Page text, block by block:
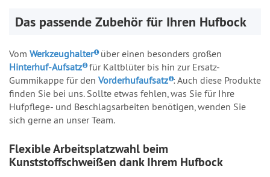
Das passende Zubehör für Ihren Hufbock
Vom Werkzeughalter über einen besonders großen
Hinterhuf-Aufsatz für Kaltblüter bis hin zur Ersatz-
Gummikappe für den Vorderhufaufsatz : Auch diese Produkte
finden Sie bei uns. Sollte etwas fehlen, was Sie für Ihre
Hufpflege- und Beschlagsarbeiten benötigen, wenden Sie
sich gerne an unser Team.
Flexible Arbeitsplatzwahl beim
Kunststoffschweißen dank Ihrem Hufbock